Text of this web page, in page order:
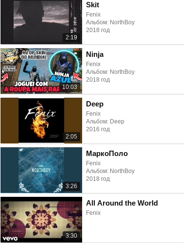
2:19
Skit
Fenix
Альбом: NorthBoy
2018 год
10:03
Ninja
Fenix
Альбом: NorthBoy
2018 год
2:05
Deep
Fenix
Альбом: Deep
2016 год
3:26
МаркоПоло
Fenix
Альбом: NorthBoy
2018 год
3:30
All Around the World
Fenix